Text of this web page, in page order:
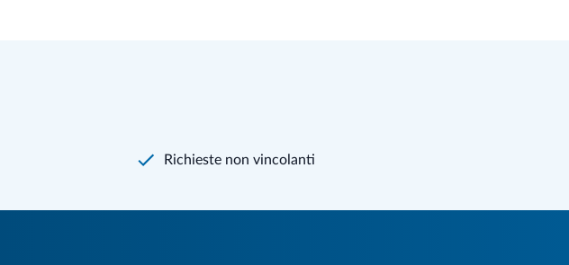
Richieste non vincolanti